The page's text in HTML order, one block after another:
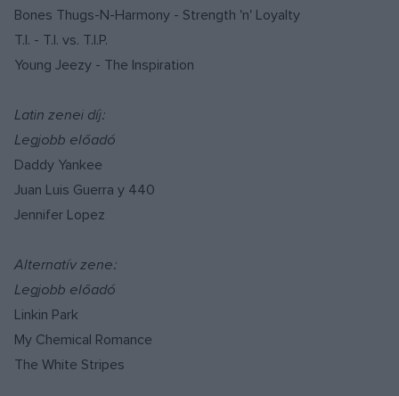
Bones Thugs-N-Harmony - Strength 'n' Loyalty
T.I. - T.I. vs. T.I.P.
Young Jeezy - The Inspiration
Latin zenei díj:
Legjobb előadó
Daddy Yankee
Juan Luis Guerra y 440
Jennifer Lopez
Alternatív zene:
Legjobb előadó
Linkin Park
My Chemical Romance
The White Stripes